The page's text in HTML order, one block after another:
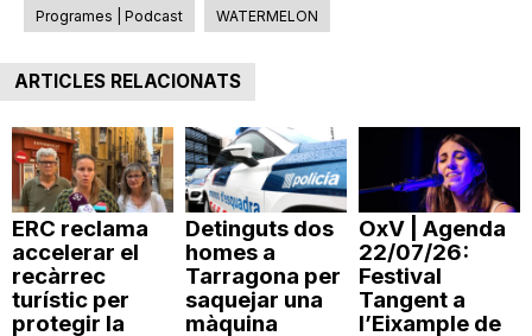
r
a
g
o
Programes | Podcast WATERMELON
ARTICLES RELACIONATS
ERC reclama
accelerar el
recàrrec
turístic per
protegir la
Detinguts dos
homes a
Tarragona per
saquejar una
màquina
OxV | Agenda
22/07/26:
Festival
Tangent a
l’Eixample de